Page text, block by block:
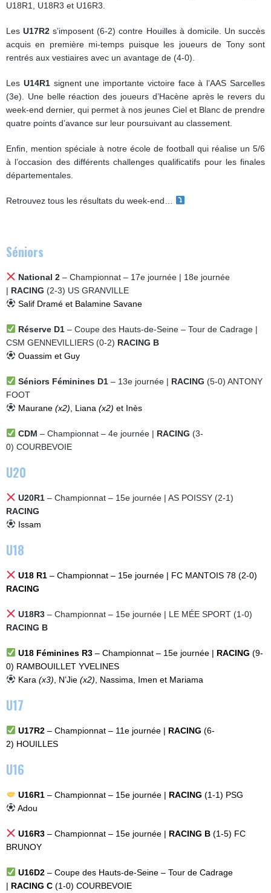
U18R1, U18R3 et U16R3.
LesU17R2 s’imposent (6-2) contre Houilles à domicile. Un succès
acquis en première mi-temps puisque les joueurs de Tony sont
rentrés aux vestiaires avec un avantage de (4-0).
Les U14R1signent une importante victoire face à l’AAS Sarcelles
(3e). Une belle réaction des joueurs d’Hacène après le revers du
week-end dernier, qui permet à nos jeunes Ciel et Blanc de prendre
quatre points d’avance sur leur poursuivant au classement.
Enfin, mention spéciale à notre école de football qui réalise un 5/6
à l’occasion des différents challenges qualificatifs pour les finales
départementales.
Retrouvez tous les résultats du week-end…
Séniors
National 2 – Championnat – 17e journée | 18e journée
| RACING (2-3) US GRANVILLE
Salif Dramé et Balamine Savane
Réserve D1 – Coupe des Hauts-de-Seine – Tour de Cadrage |
CSM GENNEVILLIERS (0-2) RACING B
Ouassim et Guy
Séniors Féminines D1 – 13e journée | RACING (5-0) ANTONY
FOOT
Maurane (x2) , Liana (x2) et Inès
CDM – Championnat – 4e journée | RACING (3-
0) COURBEVOIE
U20
U20R1 – Championnat – 15e journée | AS POISSY (2-1)
RACING
Issam
U18
U18 R1 –Championnat – 15e journée | FC MANTOIS 78 (2-0)
RACING
U18R3 – Championnat – 15e journée | LE MÉE SPORT (1-0)
RACING B
U18 Féminines R3 – Championnat – 15e journée | RACING (9-
0) RAMBOUILLET YVELINES
Kara (x3) , N’Jie (x2) , Nassima, Imen et Mariama
U17
U17R2 – Championnat – 11e journée | RACING (6-
2) HOUILLES
U16
U16R1 – Championnat – 15e journée | RACING (1-1) PSG
Adou
U16R3 – Championnat – 15e journée | RACING B (1-5) FC
BRUNOY
U16D2 – Coupe des Hauts-de-Seine – Tour de Cadrage
| RACING C (1-0) COURBEVOIE